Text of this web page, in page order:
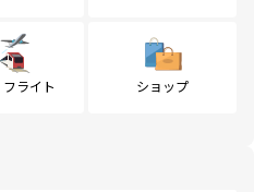
ライト ショップ